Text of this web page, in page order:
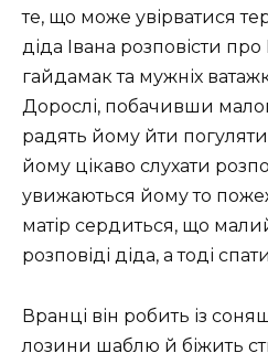
те, що може увірватися
діда Івана розповісти
гайдамак та мужніх
Дорослі, побачивши
радять йому йти
йому цікаво слухати
увижаються йому то
матір сердиться, що
розповіді діда, а тоді
Вранці він робить із
лозини шаблю й біжить